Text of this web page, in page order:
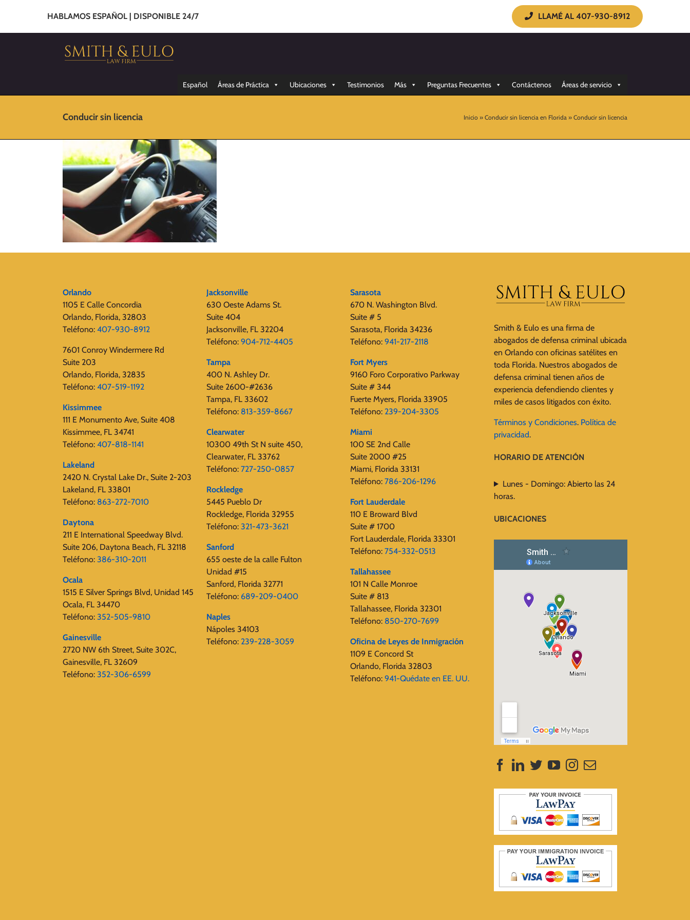
HABLAMOS ESPAÑOL | DISPONIBLE 24/7 LLAMÉ AL 407-930-8912
Español Áreas de Práctica Ubicaciones Testimonios Más Preguntas Frecuentes Contáctenos Áreas de servicio
Conducir sin licencia Inicio » Conducir sin licencia en Florida » Conducir sin licencia
Orlando
1105 E Calle Concordia
Orlando, Florida, 32803
Teléfono: 407-930-8912
7601 Conroy Windermere Rd
Suite 203
Orlando, Florida, 32835
Teléfono: 407-519-1192
Kissimmee
111 E Monumento Ave, Suite 408
Kissimmee, FL 34741
Teléfono: 407-818-1141
Lakeland
2420 N. Crystal Lake Dr., Suite 2-203
Lakeland, FL 33801
Teléfono: 863-272-7010
Daytona
211 E International Speedway Blvd.
Suite 206, Daytona Beach, FL 32118
Teléfono: 386-310-2011
Ocala
1515 E Silver Springs Blvd, Unidad 145
Ocala, FL 34470
Teléfono: 352-505-9810
Gainesville
2720 ​​NW 6th Street, Suite 302C,
Gainesville, FL 32609
Teléfono: 352-306-6599
Jacksonville
630 Oeste Adams St.
Suite 404
Jacksonville, FL 32204
Teléfono: 904-712-4405
Tampa
400 N. Ashley Dr.
Suite 2600-#2636
Tampa, FL 33602
Teléfono: 813-359-8667
Clearwater
10300 49th St N suite 450,
Clearwater, FL 33762
Teléfono: 727-250-0857
Rockledge
5445 Pueblo Dr
Rockledge, Florida 32955
Teléfono: 321-473-3621
Sanford
655 oeste de la calle Fulton
Unidad #15
Sanford, Florida 32771
Teléfono: 689-209-0400
Naples
Nápoles 34103
Teléfono: 239-228-3059
Sarasota
670 N. Washington Blvd.
Suite # 5
Sarasota, Florida 34236
Teléfono: 941-217-2118
Fort Myers
9160 Foro Corporativo Parkway
Suite # 344
Fuerte Myers, Florida 33905
Teléfono: 239-204-3305
Miami
100 SE 2nd Calle
Suite 2000 #25
Miami, Florida 33131
Teléfono: 786-206-1296
Fort Lauderdale
110 E Broward Blvd
Suite # 1700
Fort Lauderdale, Florida 33301
Teléfono: 754-332-0513
Tallahassee
101 N Calle Monroe
Suite # 813
Tallahassee, Florida 32301
Teléfono: 850-270-7699
Oficina de Leyes de Inmigración
1109 E Concord St
Orlando, Florida 32803
Teléfono: 941-Quédate en EE. UU.
Smith & Eulo es una firma de
abogados de defensa criminal ubicada
en Orlando con oficinas satélites en
toda Florida. Nuestros abogados de
defensa criminal tienen años de
experiencia defendiendo clientes y
miles de casos litigados con éxito.
Términos y Condiciones. Política de
privacidad.
HORARIO DE ATENCIÓN
Lunes - Domingo: Abierto las 24
horas.
UBICACIONES